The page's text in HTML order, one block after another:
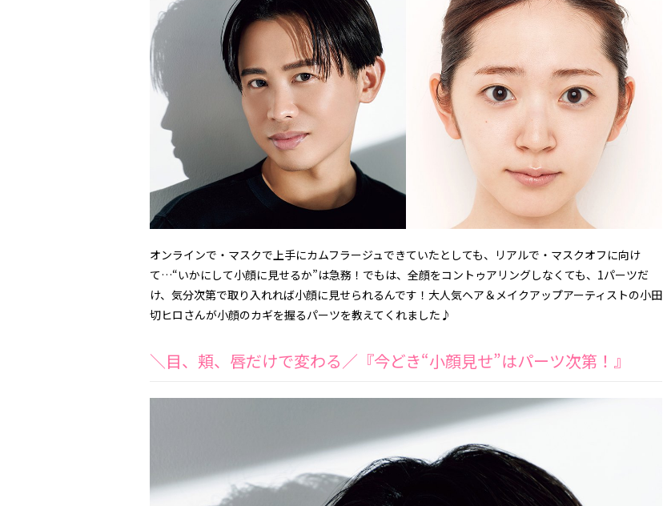
オンラインで・マスクで上手にカムフラージュできていたとしても、リアルで・マスクオフに向け
て…“いかにして小顔に見せるか”は急務！でもは、全顔をコントゥアリングしなくても、1パーツだ
け、気分次第で取り入れれば小顔に見せられるんです！大人気ヘア＆メイクアップアーティストの小田
切ヒロさんが小顔のカギを握るパーツを教えてくれました♪
＼目、頬、唇だけで変わる／『今どき“小顔見せ”はパーツ次第！』